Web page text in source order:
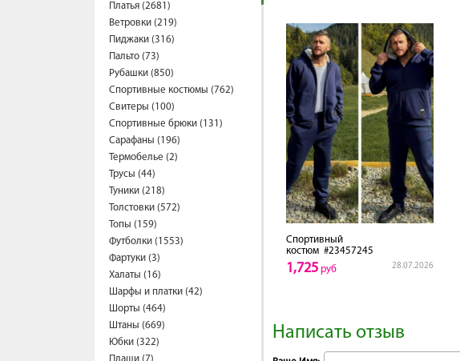
Платья (2681)
Ветровки (219)
Пиджаки (316)
Пальто (73)
Рубашки (850)
Спортивные костюмы (762)
Свитеры (100)
Спортивные брюки (131)
Сарафаны (196)
Термобелье (2)
Трусы (44)
Туники (218)
Толстовки (572)
Топы (159)
Футболки (1553)
Фартуки (3)
Халаты (16)
Шарфы и платки (42)
Шорты (464)
Штаны (669)
Юбки (322)
Спортивный
костюм #23457245
28.07.2026
1,725 руб
Написать отзыв